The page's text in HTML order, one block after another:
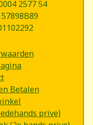
2577 54
Betalen
prive)